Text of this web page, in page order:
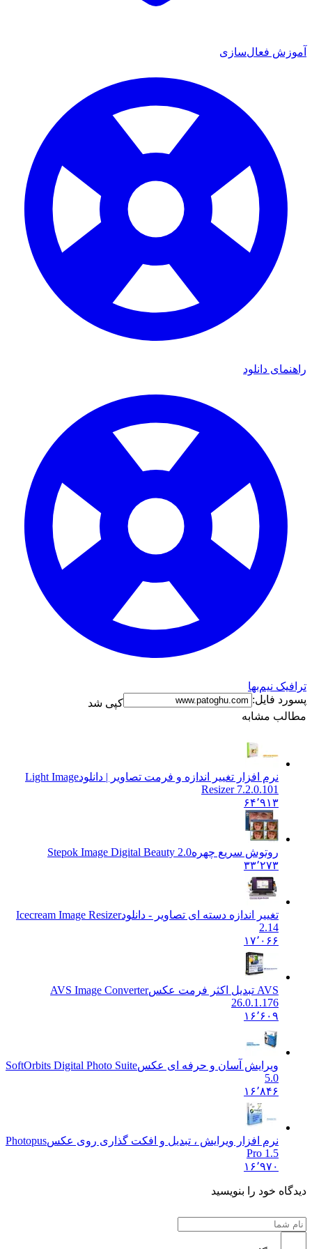
فعال‌سازی
دانلود
نیم‌بها
فایل:
کپی شد
مشابه
نرم افزار تغییر اندازه و فرمت تصاویر | دانلود Light Image
Resizer 7.2.0.101
۶۴٬۹۱۳
روتوش سريع چهرهStepok Image Digital Beauty 2.0
۳۳٬۲۷۳
تغییر اندازه دسته ای تصاویر - دانلودIcecream Image Resizer
۱۷٬۰۶۶
AVS Image Converter
26.0.1.176
۱۶٬۶۰۹
ویرایش آسان و حرفه ای عکس SoftOrbits Digital Photo Suite
۱۶٬۸۴۶
نرم افزار ویرایش ، تبدیل و افکت گذاری روی عکس Photopus
Pro 1.5
۱۶٬۹۷۰
خود را بنویسید